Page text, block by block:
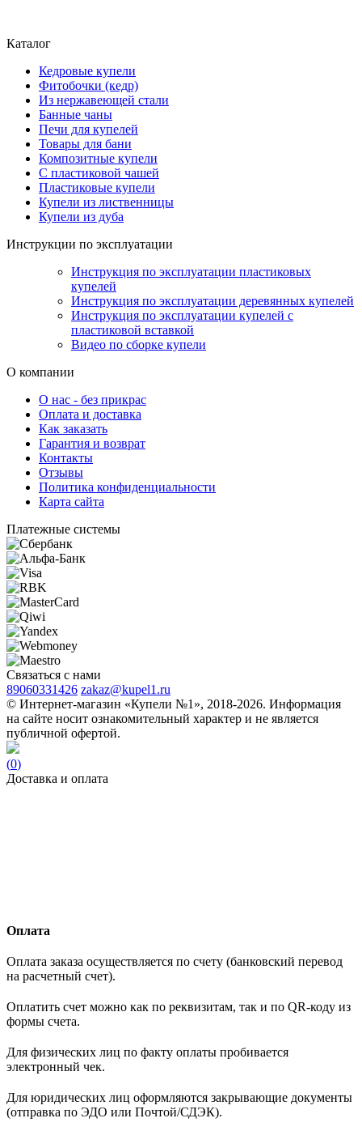
Каталог
Кедровые купели
Фитобочки (кедр)
Из нержавеющей стали
Банные чаны
Печи для купелей
Товары для бани
Композитные купели
С пластиковой чашей
Пластиковые купели
Купели из лиственницы
Купели из дуба
Инструкции по эксплуатации
Инструкция по эксплуатации пластиковых
купелей
Инструкция по эксплуатации деревянных купелей
Инструкция по эксплуатации купелей с
пластиковой вставкой
Видео по сборке купели
О компании
О нас - без прикрас
Оплата и доставка
Как заказать
Гарантия и возврат
Контакты
Отзывы
Политика конфиденциальности
Карта сайта
Платежные системы
Связаться с нами
89060331426 zakaz@kupel1.ru
© Интернет-магазин «Купели №1», 2018-2026. Информация
на сайте носит ознакомительный характер и не является
публичной офертой.
(0)
Доставка и оплата
Оплата
Оплата заказа осуществляется по счету (банковский перевод
на расчетный счет).
Оплатить счет можно как по реквизитам, так и по QR-коду из
формы счета.
Для физических лиц по факту оплаты пробивается
электронный чек.
Для юридических лиц оформляются закрывающие документы
(отправка по ЭДО или Почтой/СДЭК).